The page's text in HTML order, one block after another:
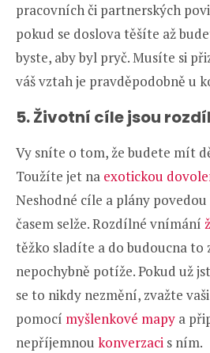
pracovních či partnerských
pokud se doslova těšíte až
byste, aby byl pryč. Musíte si
váš vztah je pravděpodobně u
5. Životní cíle jsou
Vy sníte o tom, že budete mít
Toužíte jet na exotickou
Neshodné cíle a plány
časem selže. Rozdílné vnímání
těžko sladíte a do budoucna to
nepochybně potíže. Pokud už
se to nikdy nezmění, zvažte
pomocí myšlenkové mapy a
nepříjemnou konverzaci s ním.